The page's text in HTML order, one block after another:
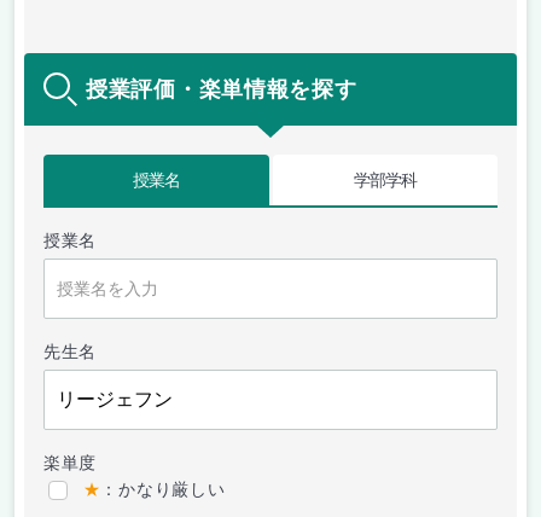
授業評価・楽単情報を探す
授業名 学部学科
授業名
先生名
楽単度
★ ：かなり厳しい